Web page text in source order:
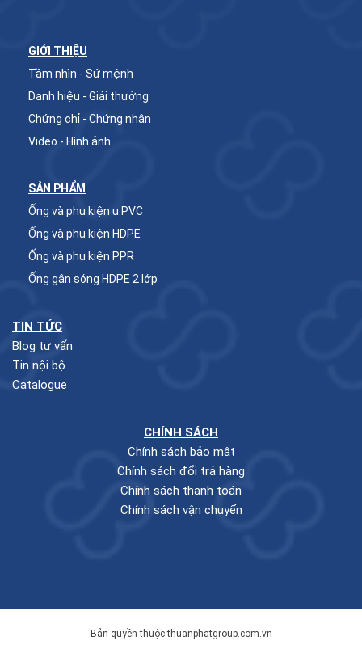
GIỚI THIỆU
Tầm nhìn - Sứ mệnh
Danh hiệu - Giải thưởng
Chứng chỉ - Chứng nhận
Video - Hình ảnh
SẢN PHẨM
Ống và phụ kiện u.PVC
Ống và phụ kiện HDPE
Ống và phụ kiện PPR
Ống gân sóng HDPE 2 lớp
TIN TỨC
Blog tư vấn
Tin nội bộ
Catalogue
CHÍNH SÁCH
Chính sách bảo mật
Chính sách đổi trả hàng
Chính sách thanh toán
Chính sách vận chuyển
Bản quyền thuộc thuanphatgroup.com.vn